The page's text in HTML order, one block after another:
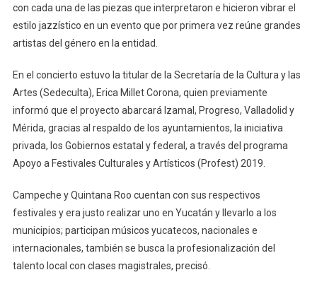
con cada una de las piezas que interpretaron e hicieron vibrar el
estilo jazzístico en un evento que por primera vez reúne grandes
artistas del género en la entidad.
En el concierto estuvo la titular de la Secretaría de la Cultura y las
Artes (Sedeculta), Erica Millet Corona, quien previamente
informó que el proyecto abarcará Izamal, Progreso, Valladolid y
Mérida, gracias al respaldo de los ayuntamientos, la iniciativa
privada, los Gobiernos estatal y federal, a través del programa
Apoyo a Festivales Culturales y Artísticos (Profest) 2019.
Campeche y Quintana Roo cuentan con sus respectivos
festivales y era justo realizar uno en Yucatán y llevarlo a los
municipios; participan músicos yucatecos, nacionales e
internacionales, también se busca la profesionalización del
talento local con clases magistrales, precisó.